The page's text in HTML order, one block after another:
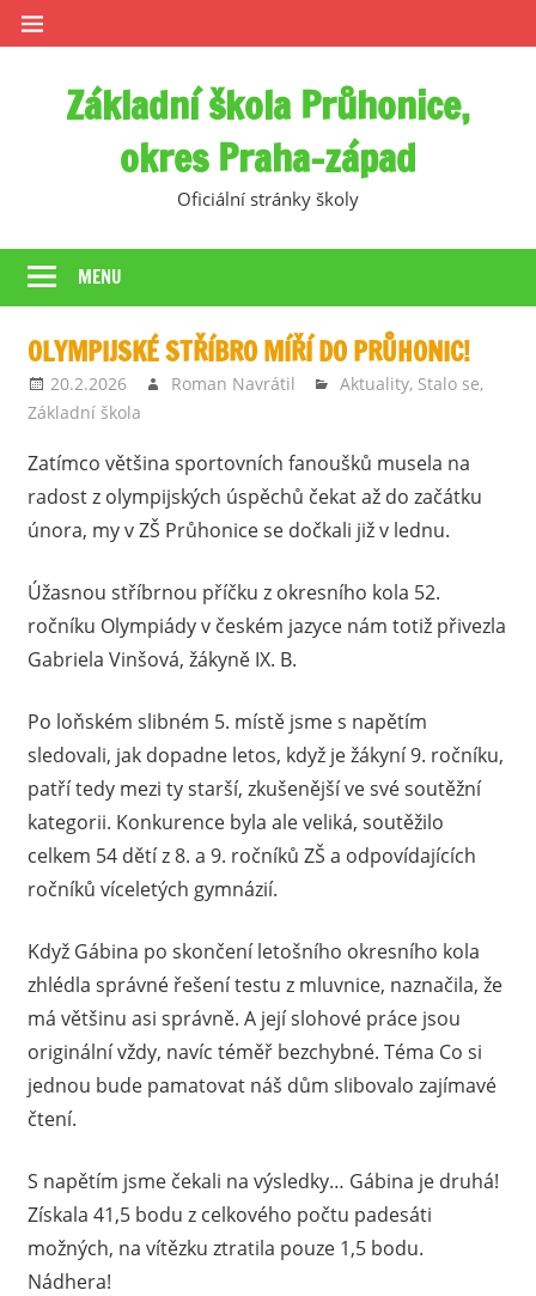
Skip
to
Základní škola Průhonice,
okres Praha-západ
Oficiální stránky školy
MENU
OLYMPIJSKÉ STŘÍBRO MÍŘÍ DO PRŮHONIC!
20.2.2026 Roman Navrátil Aktuality, Stalo se,
Základní škola
Zatímco většina sportovních fanoušků musela na
radost z olympijských úspěchů čekat až do začátku
února, my v ZŠ Průhonice se dočkali již v lednu.
Úžasnou stříbrnou příčku z okresního kola 52.
ročníku Olympiády v českém jazyce nám totiž přivezla
Gabriela Vinšová, žákyně IX. B.
Po loňském slibném 5. místě jsme s napětím
sledovali, jak dopadne letos, když je žákyní 9. ročníku,
patří tedy mezi ty starší, zkušenější ve své soutěžní
kategorii. Konkurence byla ale veliká, soutěžilo
celkem 54 dětí z 8. a 9. ročníků ZŠ a odpovídajících
ročníků víceletých gymnázií.
Když Gábina po skončení letošního okresního kola
zhlédla správné řešení testu z mluvnice, naznačila, že
má většinu asi správně. A její slohové práce jsou
originální vždy, navíc téměř bezchybné. Téma Co si
jednou bude pamatovat náš dům slibovalo zajímavé
čtení.
S napětím jsme čekali na výsledky… Gábina je druhá!
Získala 41,5 bodu z celkového počtu padesáti
možných, na vítězku ztratila pouze 1,5 bodu.
Nádhera!